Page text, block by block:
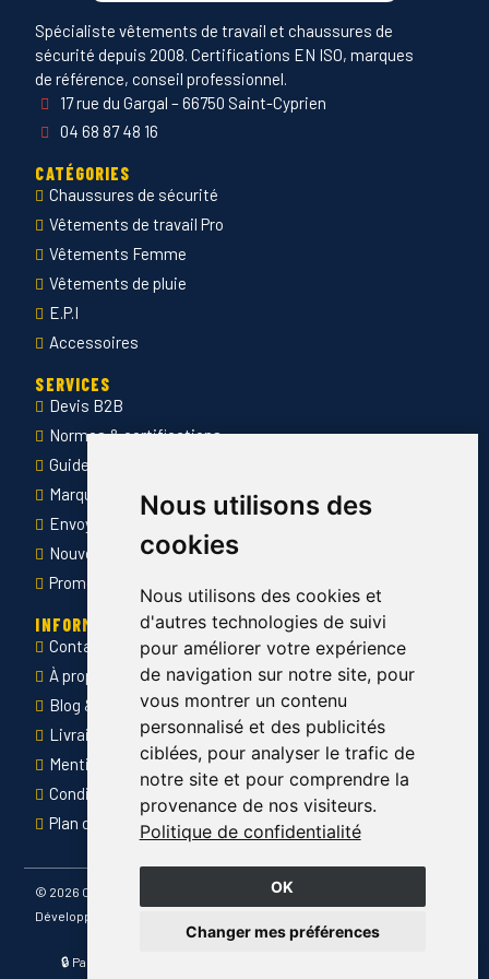
Nous utilisons des
cookies
Nous utilisons des cookies et
d'autres technologies de suivi
pour améliorer votre expérience
de navigation sur notre site, pour
vous montrer un contenu
personnalisé et des publicités
ciblées, pour analyser le trafic de
notre site et pour comprendre la
provenance de nos visiteurs.
Politique de confidentialité
OK
Changer mes préférences
Spécialiste vêtements de travail et chaussures de
sécurité depuis 2008. Certifications EN ISO, marques
de référence, conseil professionnel.
17 rue du Gargal – 66750 Saint-Cyprien
04 68 87 48 16
CATÉGORIES
Chaussures de sécurité
Vêtements de travail Pro
Vêtements Femme
Vêtements de pluie
E.P.I
Accessoires
SERVICES
Devis B2B
Normes & certifications
Guide des tailles
Marquage des vêtements professionnels
Envoyer Mandats administratifs
Nouveautés
Promotions
INFORMATIONS
Contact
À propos de Côté Pro
Blog & conseils
Livraison & retour
Mentions légales
Conditions générales de ventes
Plan du site
© 2026 Côté Pro
Développé par
🔒 Paiement sécurisé · 📦 Livraison France entière · ✅ Produits